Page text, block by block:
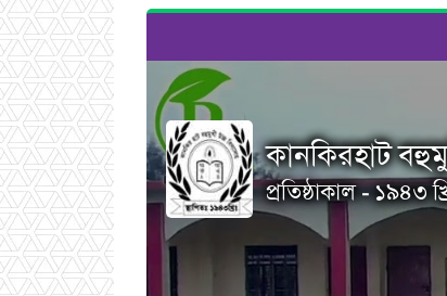
কানকিরহাট
প্রতিষ্ঠাকাল - ১৯৪৩